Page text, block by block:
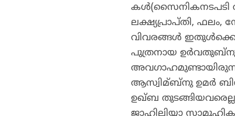
കള്‍(സൈനികനടപടി
ലക്ഷ്യപ്രാപ്തി,
വിവരങ്ങള്‍
പുത്രനായ
ആസ്വിമ്ബ്‌നു ഉമര്‍
ഉഖ്ബ
ജാഹിലിയ്യാ